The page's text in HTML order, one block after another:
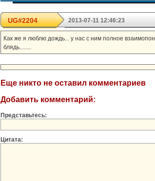
UG#2204 2013-07-11 12:46:23
Как же я люблю дождь... у нас с ним полное
блядь........
Еще никто не оставил комментариев
Добавить комментарий:
Представьтесь:
Цитата: